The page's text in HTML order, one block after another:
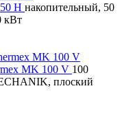
H накопительный, 50
кВт
MK 100 V 100
плоский